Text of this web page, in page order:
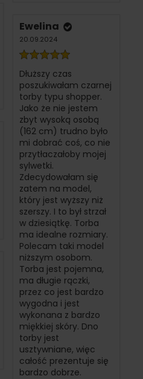
Ewelina
20.09.2024
Dłuższy czas
poszukiwałam czarnej
torby typu shopper.
Jako że nie jestem
zbyt wysoką osobą
(162 cm) trudno było
mi dobrać coś, co nie
przytłaczałoby mojej
sylwetki.
Zdecydowałam się
zatem na model,
który jest wyższy niż
szerszy. I to był strzał
w dziesiątkę. Torba
ma idealne rozmiary.
Polecam taki model
niższym osobom.
Torba jest pojemna,
ma długie rączki,
przez co jest bardzo
wygodna i jest
wykonana z bardzo
miękkiej skóry. Dno
torby jest
usztywniane, więc
całość prezentuje się
bardzo dobrze.